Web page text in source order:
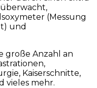
(Messung
und
große Anzahl an
Kaiserschnitte,
vieles mehr.